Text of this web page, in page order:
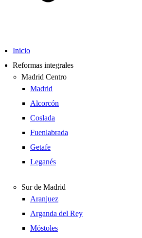
Inicio
Reformas integrales
Madrid Centro
Madrid
Alcorcón
Coslada
Fuenlabrada
Getafe
Leganés
Sur de Madrid
Aranjuez
Arganda del Rey
Móstoles